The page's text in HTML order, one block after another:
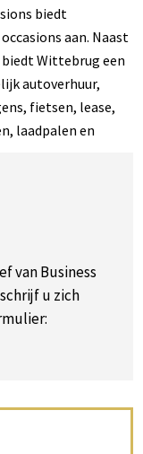
biedt
aan. Naast
biedt Wittebrug een
autoverhuur,
fietsen, lease,
laadpalen en
en diensten.
van Business
u zich